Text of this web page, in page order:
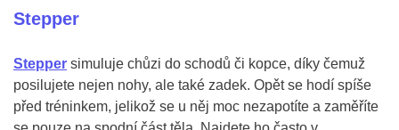
Stepper
Stepper simuluje chůzi do schodů či kopce, díky čemuž
posilujete nejen nohy, ale také zadek. Opět se hodí spíše
před tréninkem, jelikož se u něj moc nezapotíte a zaměříte